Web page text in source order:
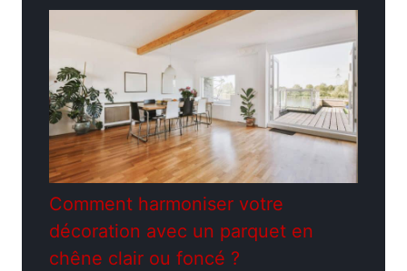
Comment harmoniser votre
décoration avec un parquet en
chêne clair ou foncé ?